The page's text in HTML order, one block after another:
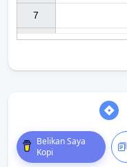
7
Belikan Saya
Kopi